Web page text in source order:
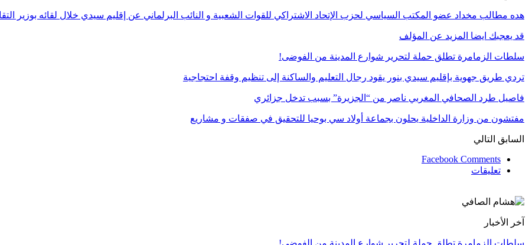
هده مطالب مخداد عضو المكتب السياسي لحزب الإتحاد الاشتراكي للقوات الشعبية و النائب البرلماني عن إقليم سيدي خلال لقائه بوزير
قد يعجبك ايضا المزيد عن المؤلف
سلطات الزمامرة تطلق حملة لتحرير شوارع المدينة من الفوضى!
تردي طريق جهوية بإقليم سيدي بنور يقود رجال التعليم والساكنة إلى تنظيم وقفة احتجاجية
فاصيل طرد الصحافي المغربي ناصر من “الجزيرة” بسبب تدخل جزائري
مفتشون من وزارة الداخلية يحلون بجماعة أولاد سي بوحيا للتحقيق في صفقات و مشاريع
السابق التالي
Facebook Comments
تعليقات
آخر الأخبار
سلطات الزمامرة تطلق حملة لتحرير شوارع المدينة من الفوضى!